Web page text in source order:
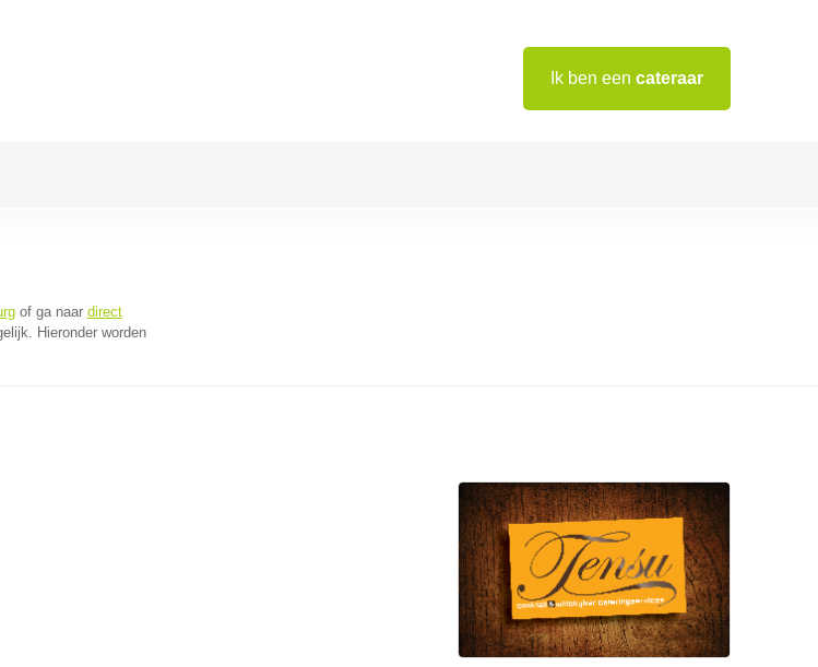
Ik ben een cateraar
of ga naar direct
Hieronder worden